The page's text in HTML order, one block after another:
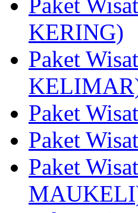
Paket
KERING)
Paket
Paket
Paket
Paket